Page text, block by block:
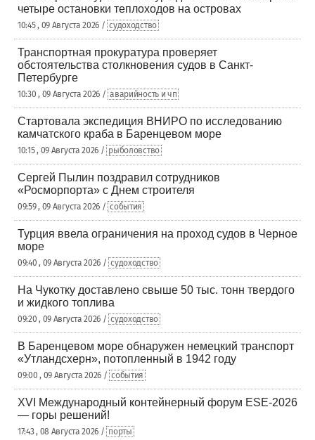
четыре остановки теплоходов на островах
10:45 , 09 Августа 2026 / судоходство
Транспортная прокуратура проверяет
обстоятельства столкновения судов в Санкт-
Петербурге
10:30 , 09 Августа 2026 / аварийность и чп
Стартовала экспедиция ВНИРО по исследованию
камчатского краба в Баренцевом море
10:15 , 09 Августа 2026 / рыболовство
Сергей Пылин поздравил сотрудников
«Росморпорта» с Днем строителя
09:59 , 09 Августа 2026 / события
Турция ввела ограничения на проход судов в Черное
море
09:40 , 09 Августа 2026 / судоходство
На Чукотку доставлено свыше 50 тыс. тонн твердого
и жидкого топлива
09:20 , 09 Августа 2026 / судоходство
В Баренцевом море обнаружен немецкий транспорт
«Утландсхерн», потопленный в 1942 году
09:00 , 09 Августа 2026 / события
XVI Международный контейнерный форум ESE-2026
— горы решений!
17:43 , 08 Августа 2026 / порты